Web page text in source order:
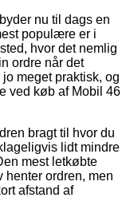
nu til dags en
populære er i
hvor det nemlig
ordre når det
meget praktisk, og
ved køb af Mobil 46
bragt til hvor du
lidt mindre
mest letkøbte
henter ordren, men
afstand af